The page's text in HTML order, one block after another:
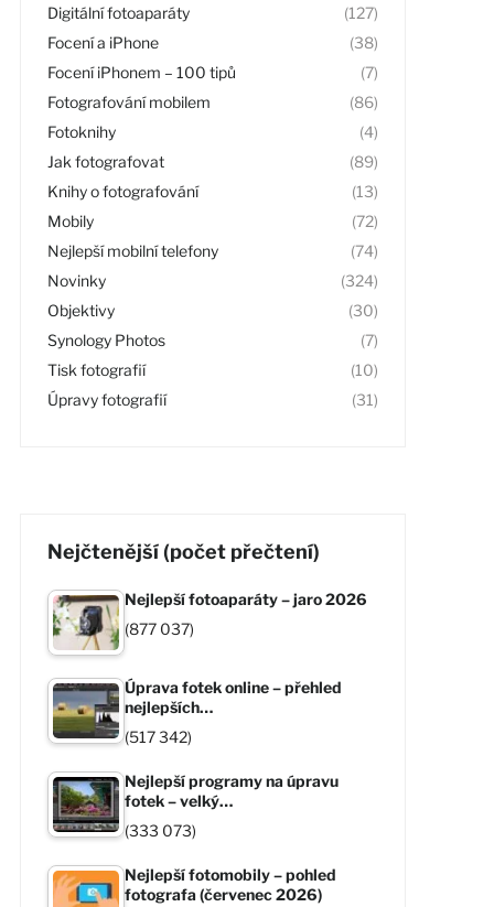
Digitální fotoaparáty
(127)
Focení a iPhone
(38)
Focení iPhonem – 100 tipů
(7)
Fotografování mobilem
(86)
Fotoknihy
(4)
Jak fotografovat
(89)
Knihy o fotografování
(13)
Mobily
(72)
Nejlepší mobilní telefony
(74)
Novinky
(324)
Objektivy
(30)
Synology Photos
(7)
Tisk fotografií
(10)
Úpravy fotografií
(31)
Nejčtenější (počet přečtení)
Nejlepší fotoaparáty – jaro 2026
(877 037)
Úprava fotek online – přehled
nejlepších…
(517 342)
Nejlepší programy na úpravu
fotek – velký…
(333 073)
Nejlepší fotomobily – pohled
fotografa (červenec 2026)